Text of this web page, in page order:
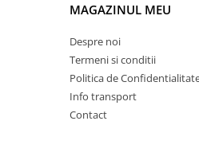
Rafturi si biblioteci
Tabureti si fotolii
Mobila hol
MAGAZINUL MEU
Despre noi
Termeni si conditii
Politica de
Info transport
Contact